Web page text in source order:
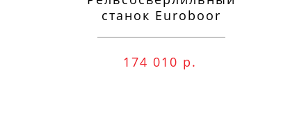
станок Euroboor
174 010 р.